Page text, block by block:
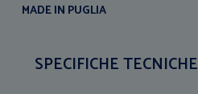
MADE IN PUGLIA
SPECIFICHE TECNICHE